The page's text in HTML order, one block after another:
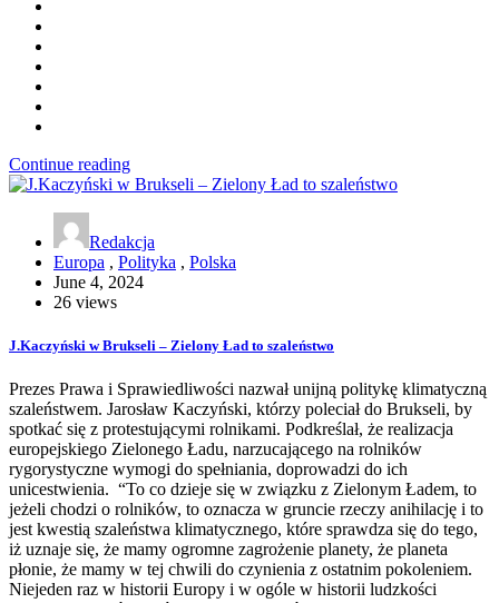
Continue reading
Redakcja
Europa , Polityka , Polska
June 4, 2024
26 views
J.Kaczyński w Brukseli – Zielony Ład to szaleństwo
Prezes Prawa i Sprawiedliwości nazwał unijną politykę klimatyczną
szaleństwem. Jarosław Kaczyński, którzy poleciał do Brukseli, by
spotkać się z protestującymi rolnikami. Podkreślał, że realizacja
europejskiego Zielonego Ładu, narzucającego na rolników
rygorystyczne wymogi do spełniania, doprowadzi do ich
unicestwienia. “To co dzieje się w związku z Zielonym Ładem, to
jeżeli chodzi o rolników, to oznacza w gruncie rzeczy anihilację i to
jest kwestią szaleństwa klimatycznego, które sprawdza się do tego,
iż uznaje się, że mamy ogromne zagrożenie planety, że planeta
płonie, że mamy w tej chwili do czynienia z ostatnim pokoleniem.
Niejeden raz w historii Europy i w ogóle w historii ludzkości